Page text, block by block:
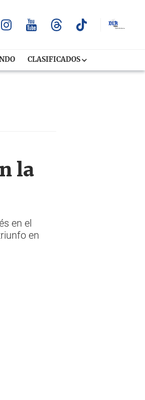
CLASIFICADOS
la
en el
en